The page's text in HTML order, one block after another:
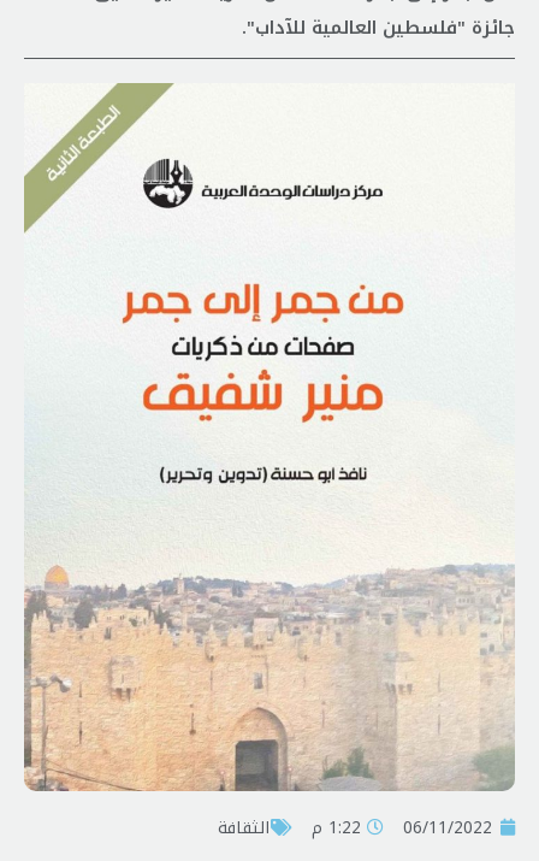
جائزة "فلسطين العالمية للآداب".
06/11/2022 1:22 م الثقافة